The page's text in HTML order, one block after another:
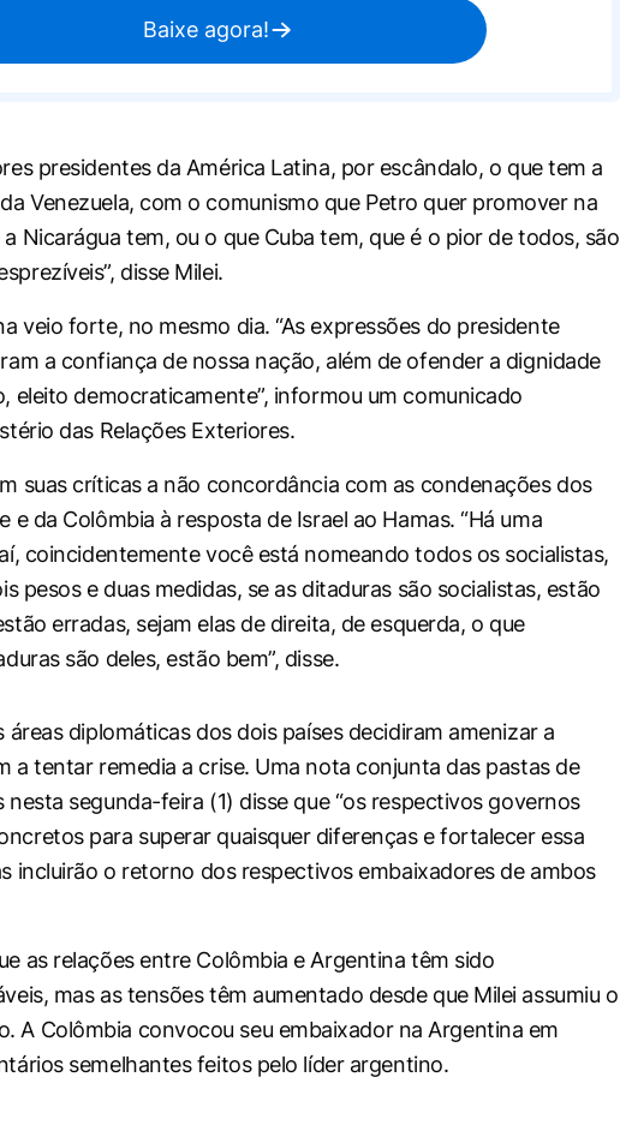
Baixe agora!
presidentes da América Latina, por escândalo, o que tem a
Venezuela, com o comunismo que Petro quer promover na
Nicarágua tem, ou o que Cuba tem, que é o pior de todos, são
disse Milei.
veio forte, no mesmo dia. “As expressões do presidente
a confiança de nossa nação, além de ofender a dignidade
eleito democraticamente”, informou um comunicado
das Relações Exteriores.
suas críticas a não concordância com as condenações dos
e da Colômbia à resposta de Israel ao Hamas. “Há uma
coincidentemente você está nomeando todos os socialistas,
pesos e duas medidas, se as ditaduras são socialistas, estão
erradas, sejam elas de direita, de esquerda, o que
são deles, estão bem”, disse.
áreas diplomáticas dos dois países decidiram amenizar a
a tentar remedia a crise. Uma nota conjunta das pastas de
nesta segunda-feira (1) disse que “os respectivos governos
para superar quaisquer diferenças e fortalecer essa
incluirão o retorno dos respectivos embaixadores de ambos
as relações entre Colômbia e Argentina têm sido
mas as tensões têm aumentado desde que Milei assumiu o
A Colômbia convocou seu embaixador na Argentina em
semelhantes feitos pelo líder argentino.